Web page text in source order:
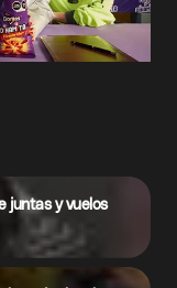
juntas y vuelos